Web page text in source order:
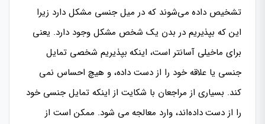
تشخیص داده می‌شوند که در میل جنسی مشکل دارد زیرا
این که بپذیریم در بدن یک شخص مشکل وجود دارد. یعنی
برای ماخیلی آسانتر است، اینکه بپذیریم شخصی تمایل
جنسی یا علاقه خود را از دست داده، و هیچ احساس نمی
کند. بسیاری از مراجعان با شکایت از اینکه تمایل جنسی خود
را از دست داده‌اند، وارد معالجه می شود. ممکن است از